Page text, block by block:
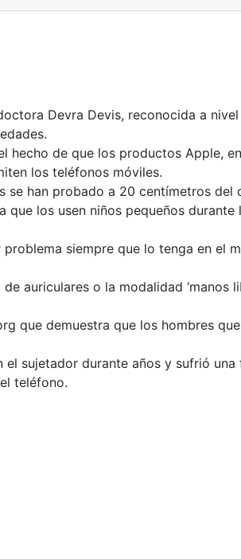
Devra Devis, reconocida a
hecho de que los productos Apple,
los teléfonos móviles.
han probado a 20 centímetros del
los usen niños pequeños
siempre que lo tenga en el
auriculares o la modalidad ‘manos
que demuestra que los hombres
sujetador durante años y sufrió
teléfono.